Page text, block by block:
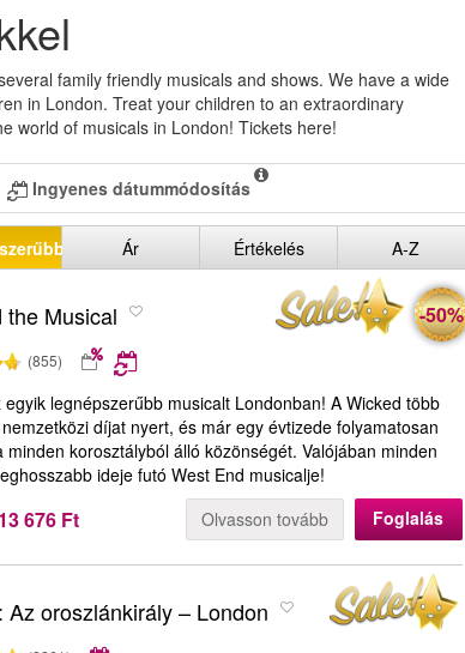
family friendly musicals and shows. We have a wide
in London. Treat your children to an extraordinary
world of musicals in London! Tickets here!
Ingyenes dátummódosítás
Ár Értékelés A-Z
the Musical
(855)
-50%
egyik legnépszerűbb musicalt Londonban! A Wicked több
díjat nyert, és már egy évtizede folyamatosan
minden korosztályból álló közönségét. Valójában minden
ideje futó West End musicalje!
13 676 Ft Olvasson tovább Foglalás
Az oroszlánkirály – London